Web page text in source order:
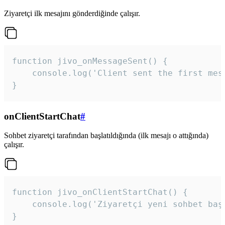
Ziyaretçi ilk mesajını gönderdiğinde çalışır.
function jivo_onMessageSent() {
console.log('Client sent the first
}
onClientStartChat#
Sohbet ziyaretçi tarafından başlatıldığında (ilk mesajı o attığında)
çalışır.
function jivo_onClientStartChat() {
console.log('Ziyaretçi yeni sohbet
}